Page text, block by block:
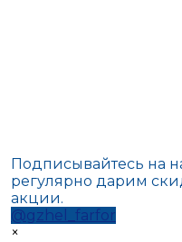
Подписывайтесь на
регулярно дарим
акции.
@gzhel_farfor
×